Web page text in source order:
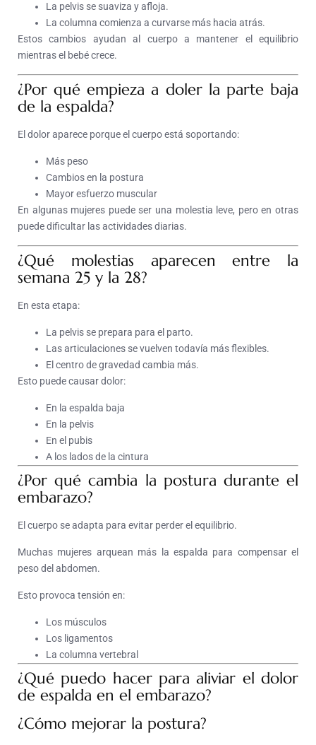
La pelvis se suaviza y afloja.
La columna comienza a curvarse más hacia atrás.
Estos cambios ayudan al cuerpo a mantener el equilibrio
mientras el bebé crece.
¿Por qué empieza a doler la parte baja
de la espalda?
El dolor aparece porque el cuerpo está soportando:
Más peso
Cambios en la postura
Mayor esfuerzo muscular
En algunas mujeres puede ser una molestia leve, pero en otras
puede dificultar las actividades diarias.
¿Qué molestias aparecen entre la
semana 25 y la 28?
En esta etapa:
La pelvis se prepara para el parto.
Las articulaciones se vuelven todavía más flexibles.
El centro de gravedad cambia más.
Esto puede causar dolor:
En la espalda baja
En la pelvis
En el pubis
A los lados de la cintura
¿Por qué cambia la postura durante el
embarazo?
El cuerpo se adapta para evitar perder el equilibrio.
Muchas mujeres arquean más la espalda para compensar el
peso del abdomen.
Esto provoca tensión en:
Los músculos
Los ligamentos
La columna vertebral
¿Qué puedo hacer para aliviar el dolor
de espalda en el embarazo?
¿Cómo mejorar la postura?